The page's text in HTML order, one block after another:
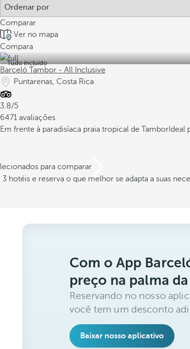
Comparar
Ver no mapa
Compara
Tudo incluído
Barceló Tambor - All Inclusive
Puntarenas, Costa Rica
3.8/5
6471 avaliações
Em frente à paradisíaca praia tropical de Tambor Ideal
para comparar
hotéis e reserva o que melhor se adapta a suas
Com o App
preço na palma
Reservando no nosso
você tem um desconto
Baixar nosso aplicativo